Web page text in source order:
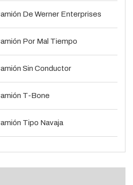
De Werner Enterprises
Por Mal Tiempo
Sin Conductor
T-Bone
Tipo Navaja